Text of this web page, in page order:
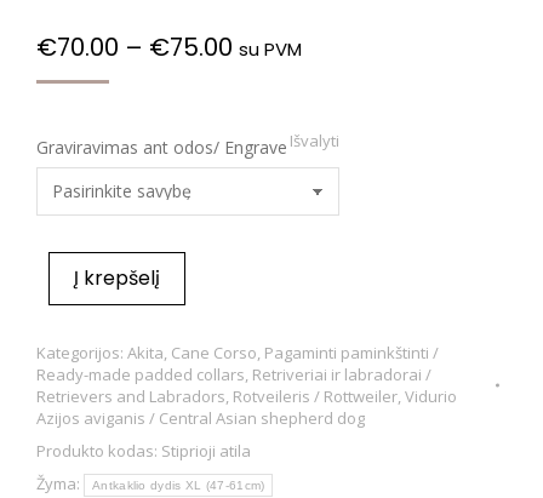
€70.00 – €75.00 su PVM
Graviravimas ant odos/ Engrave Išvalyti
Į krepšelį
Kategorijos: Akita, Cane Corso, Pagaminti paminkštinti /
Ready-made padded collars, Retriveriai ir labradorai /
Retrievers and Labradors, Rotveileris / Rottweiler,Vidurio
Azijos aviganis / Central Asian shepherd dog
Produkto kodas: Stiprioji atila
Žyma:
Antkaklio dydis XL (47-61cm)